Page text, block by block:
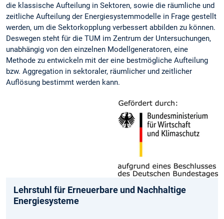
die klassische Aufteilung in Sektoren, sowie die räumliche und
zeitliche Aufteilung der Energiesystemmodelle in Frage gestellt
werden, um die Sektorkopplung verbessert abbilden zu können.
Deswegen steht für die TUM im Zentrum der Untersuchungen,
unabhängig von den einzelnen Modellgeneratoren, eine
Methode zu entwickeln mit der eine bestmögliche Aufteilung
bzw. Aggregation in sektoraler, räumlicher und zeitlicher
Auflösung bestimmt werden kann.
Lehrstuhl für Erneuerbare und Nachhaltige
Energiesysteme